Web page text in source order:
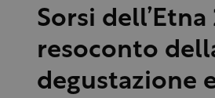
Sorsi dell’Etna
resoconto
degustazione